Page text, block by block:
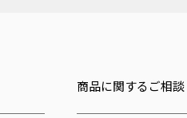
商品に関するご相談